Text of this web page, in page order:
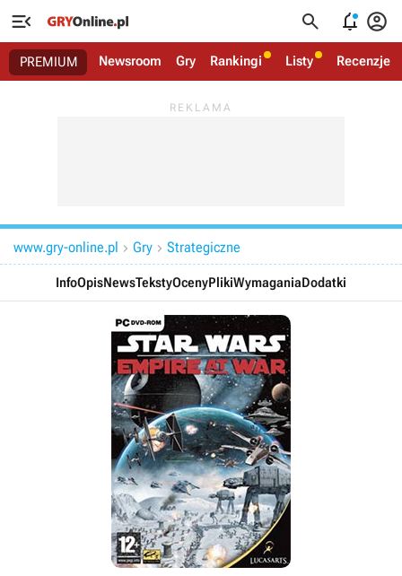
   
PREMIUM Newsroom Gry Rankingi Listy Recenzje
www.gry-online.pl  Gry  Strategiczne
InfoOpisNewsTekstyOcenyPlikiWymaganiaDodatki